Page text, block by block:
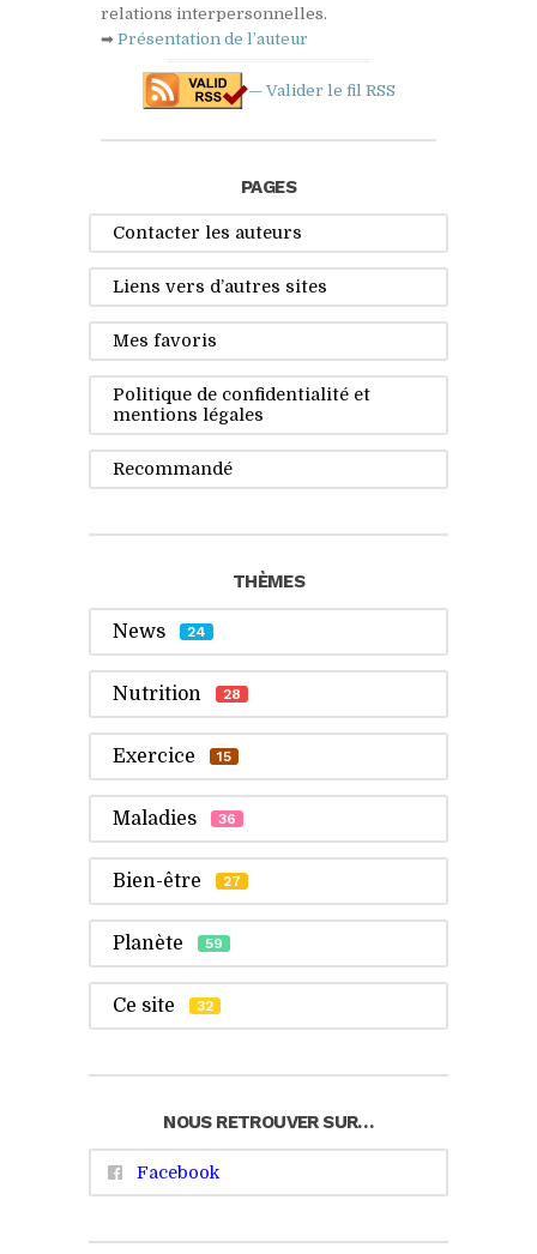
relations interpersonnelles.
➡ Présentation de l’auteur
— Valider le fil RSS
PAGES
Contacter les auteurs
Liens vers d’autres sites
Mes favoris
Politique de confidentialité et
mentions légales
Recommandé
THÈMES
News 24
Nutrition 28
Exercice 15
Maladies 36
Bien-être 27
Planète 59
Ce site 32
NOUS RETROUVER SUR…
Facebook